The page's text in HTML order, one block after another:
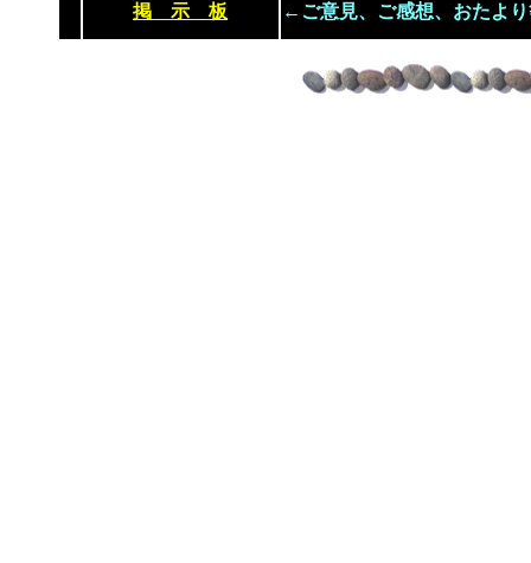
掲 示 板 ←ご意見、ご感想、おたよ